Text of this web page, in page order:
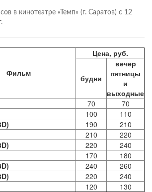
в кинотеатре «Темп» (г. Саратов) с 12
Фильм
Цена, руб.
будни
вечер
пятницы
и
выходные
70
70
100
110
190
210
210
220
220
240
170
180
240
260
220
240
120 130